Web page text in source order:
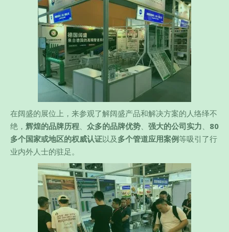
在阔盛的展位上，来参观了解阔盛产品和解决方案的人络绎不
绝， 辉煌的品牌历程 众多的品牌优势 强大的公司实力
80
多个国家或地区的权威认证以及 多个管道应用案例等吸引了行
业内外人士的驻足。